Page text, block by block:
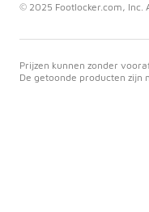
© 2025 Footlocker.com,
Prijzen kunnen zonder
De getoonde producten zijn